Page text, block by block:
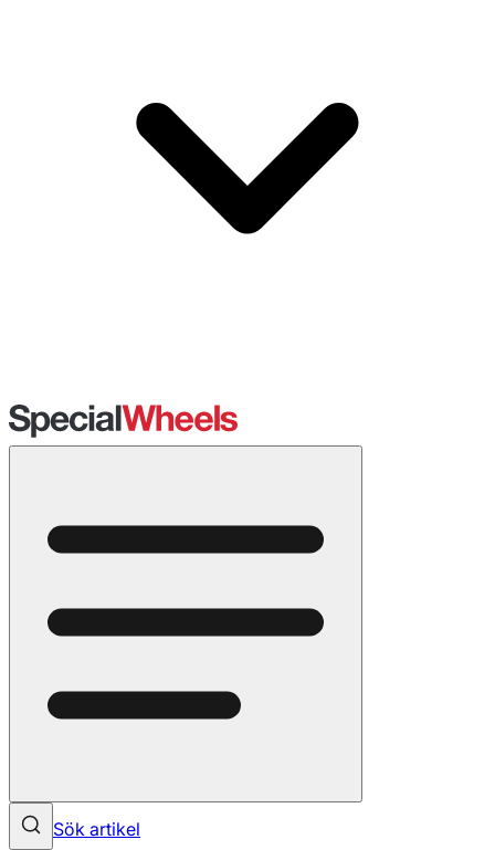
Sök artikel